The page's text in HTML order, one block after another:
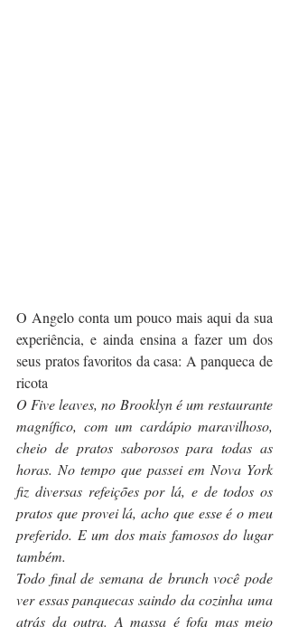
O Angelo conta um pouco mais aqui da sua
experiência, e ainda ensina a fazer um dos
seus pratos favoritos da casa: A panqueca de
ricota
O Five leaves, no Brooklyn é um restaurante
magnífico, com um cardápio maravilhoso,
cheio de pratos saborosos para todas as
horas. No tempo que passei em Nova York
fiz diversas refeições por lá, e de todos os
pratos que provei lá, acho que esse é o meu
preferido. E um dos mais famosos do lugar
também.
Todo final de semana de brunch você pode
ver essas panquecas saindo da cozinha uma
atrás da outra. A massa é fofa mas meio